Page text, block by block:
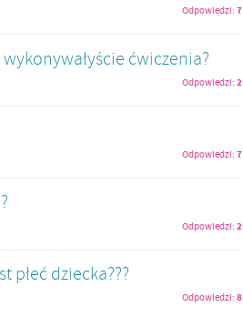
Odpowiedzi: 7
ćwiczenia?
Odpowiedzi: 2
Odpowiedzi: 7
Odpowiedzi: 2
dziecka???
Odpowiedzi: 8